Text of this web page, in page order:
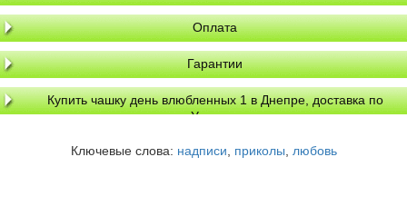
Оплата
Гарантии
Купить чашку день влюбленных 1 в Днепре, доставка по
Украине
Ключевые слова: надписи приколы любовь